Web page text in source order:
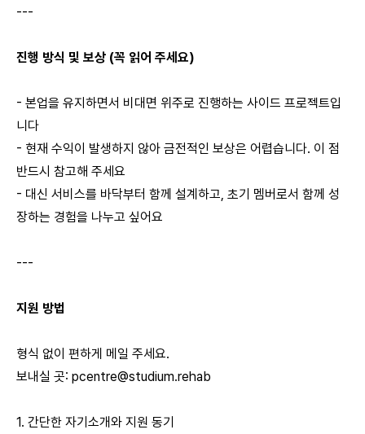
---
진행 방식 및 보상 (꼭 읽어 주세요)
- 본업을 유지하면서 비대면 위주로 진행하는 사이드 프로젝트입
니다
- 현재 수익이 발생하지 않아 금전적인 보상은 어렵습니다. 이 점
반드시 참고해 주세요
- 대신 서비스를 바닥부터 함께 설계하고, 초기 멤버로서 함께 성
장하는 경험을 나누고 싶어요
---
지원 방법
형식 없이 편하게 메일 주세요.
보내실 곳: pcentre@studium.rehab
1. 간단한 자기소개와 지원 동기